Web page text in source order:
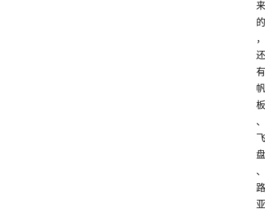
来
的
，
还
有
帆
板
、
飞
盘
、
路
亚